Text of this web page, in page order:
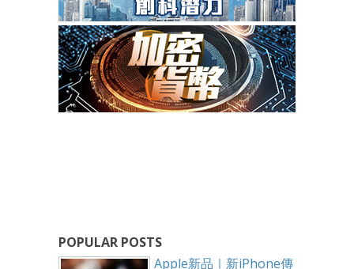
POPULAR POSTS
Apple新品｜新iPhone傳
成為 EJ Tech 會員
最新資訊（附創業懶人包）
箱！